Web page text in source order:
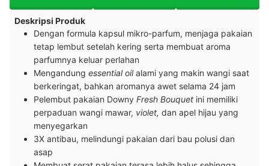
Deskripsi Produk
Dengan formula kapsul mikro-parfum, menjaga pakaian
tetap lembut setelah kering serta membuat aroma
parfumnya keluar perlahan
Mengandung essential oilalami yang makin wangi saat
berkeringat, bahkan aromanya awet selama 24 jam
Pelembut pakaian Downy Fresh Bouquet ini memiliki
perpaduan wangi mawar, violet, dan apel hijau yang
menyegarkan
3X antibau, melindungi pakaian dari bau polusi dan
asap